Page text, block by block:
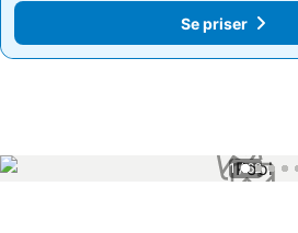
Se priser
Se priser
1 / 62